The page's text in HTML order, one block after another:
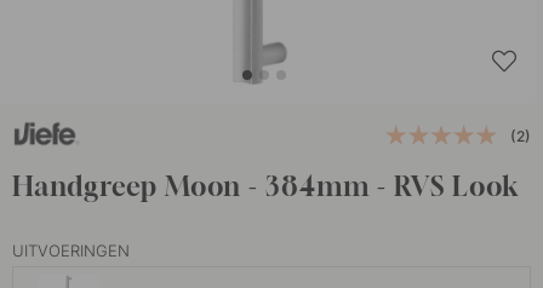
(2)
Handgreep Moon - 384mm - RVS Look
UITVOERINGEN